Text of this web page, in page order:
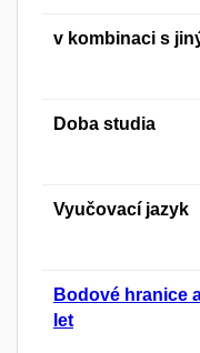
v kombinaci s
Doba studia
Vyučovací jazyk
Bodové hranice
let